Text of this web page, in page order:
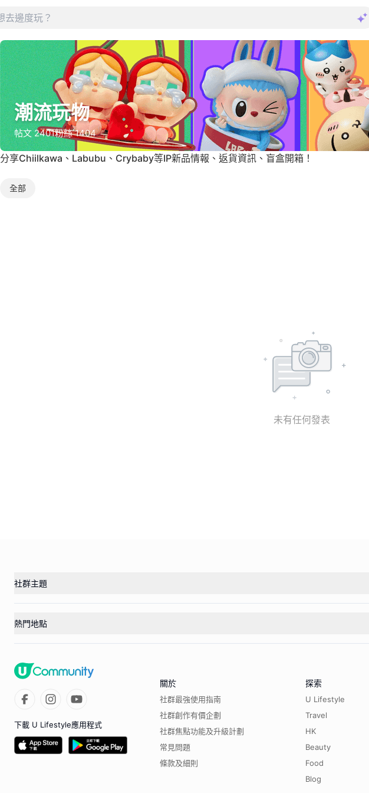
潮流玩物
帖文2401粉絲1404
分享Chiilkawa、Labubu、Crybaby等IP新品情報、返貨資訊、盲盒開箱！
全部
未有任何發表
社群主題
熱門地點
下載 U Lifestyle應用程式
關於
社群最強使用指南
社群創作有價企劃
社群焦點功能及升級計劃
常見問題
條款及細則
探索
U Lifestyle
Travel
HK
Beauty
Food
Blog